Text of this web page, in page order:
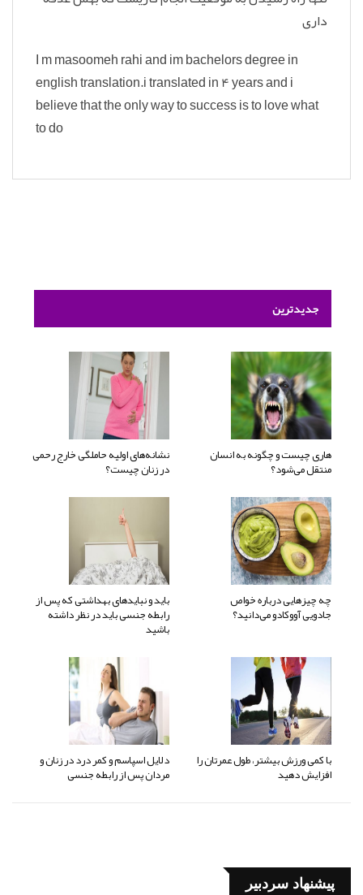
داری
I m masoomeh rahi and im bachelors degree in
english translation.i translated in 4 years and i
believe that the only way to success is to love what
to do
جدیدترین
هاری چیست و چگونه به انسان
منتقل می‌شود؟
نشانه‌های اولیه حاملگی خارج رحمی
در زنان چیست؟
چه چیزهایی درباره خواص
جادویی آووکادو می‌دانید؟
باید و نبایدهای بهداشتی که پس از
رابطه جنسی باید در نظر داشته
باشید
با کمی ورزش بیشتر، طول عمرتان را
افزایش دهید
دلایل اسپاسم و کمر درد در زنان و
مردان پس از رابطه جنسی
پیشنهاد سردبیر